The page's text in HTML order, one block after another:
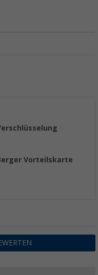
Vorteilskarte